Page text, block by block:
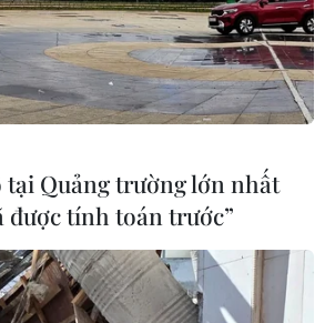
tại Quảng trường lớn nhất
được tính toán trước”